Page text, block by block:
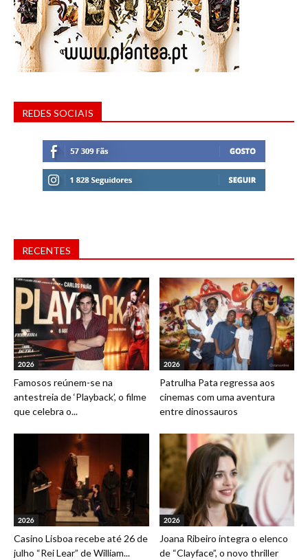
REDES SOCIAIS
RECENTES
2026
Famosos reúnem-se na
antestreia de ‘Playback’, o filme
que celebra o...
2026
Patrulha Pata regressa aos
cinemas com uma aventura
entre dinossauros
2026
Casino Lisboa recebe até 26 de
julho “Rei Lear” de William...
2026
Joana Ribeiro integra o elenco
de “Clayface”, o novo thriller